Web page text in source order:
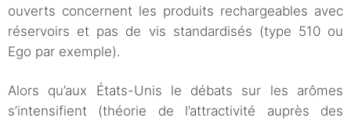
ouverts concernent les produits rechargeables avec
réservoirs et pas de vis standardisés (type 510 ou
Ego par exemple).
Alors qu’aux États-Unis le débats sur les arômes
s’intensifient (théorie de l’attractivité auprès des